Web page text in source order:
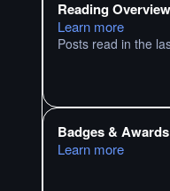
Reading Overview
Learn more
Posts read in the
Badges & Awards
Learn more